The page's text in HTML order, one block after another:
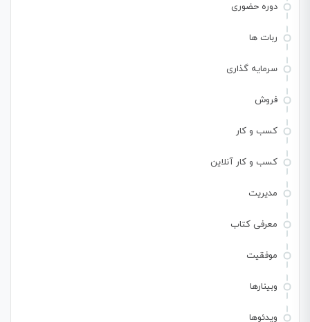
دوره حضوری
ربات ها
سرمایه گذاری
فروش
کسب و کار
کسب و کار آنلاین
مدیریت
معرفی کتاب
موفقیت
وبینارها
ویدئوها